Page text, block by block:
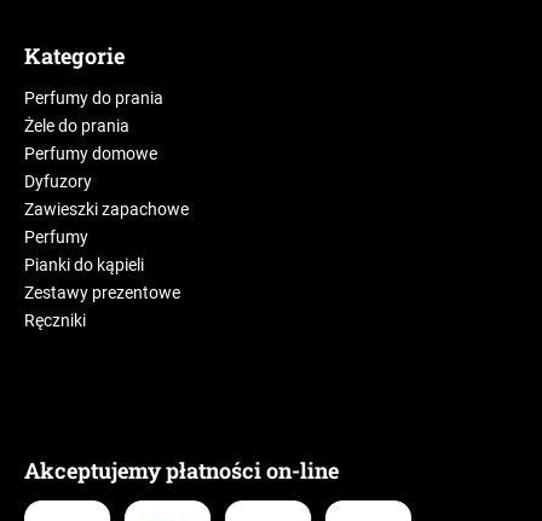
Kategorie
Perfumy do prania
Żele do prania
Perfumy domowe
Dyfuzory
Zawieszki zapachowe
Perfumy
Pianki do kąpieli
Zestawy prezentowe
Ręczniki
Akceptujemy płatności on-line